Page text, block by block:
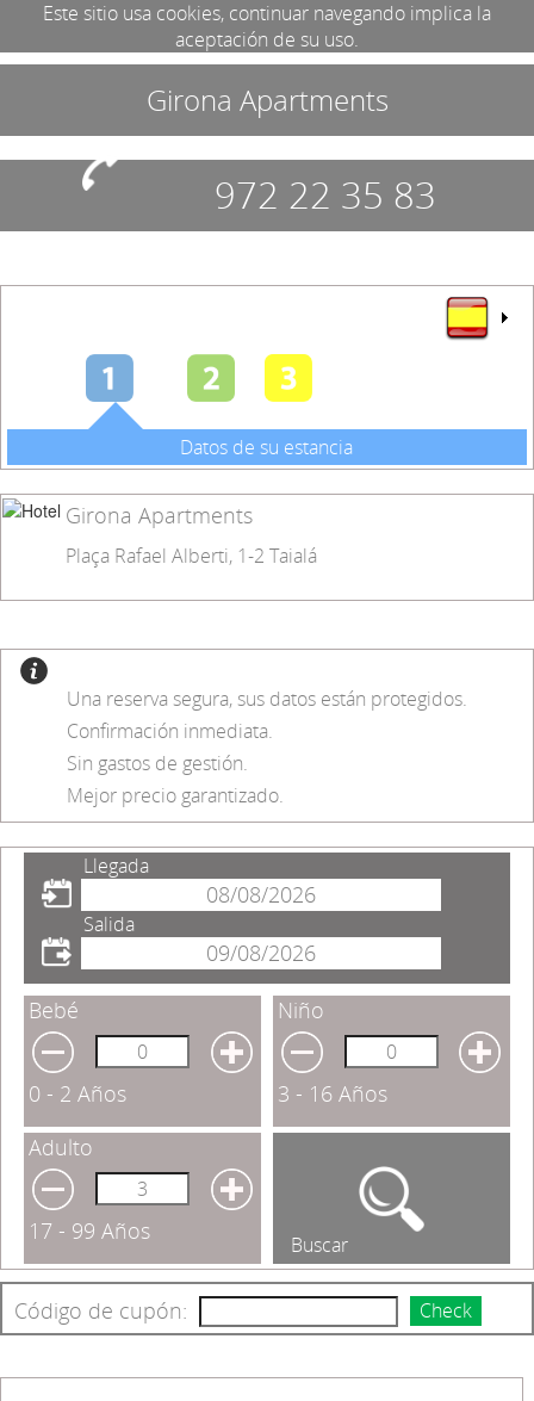
Este sitio usa cookies, continuar navegando implica la
aceptación de su uso.
Girona Apartments
972 22 35 83
Datos de su estancia
Girona Apartments
Plaça Rafael Alberti, 1-2 Taialá
Una reserva segura, sus datos están protegidos.
Confirmación inmediata.
Sin gastos de gestión.
Mejor precio garantizado.
Llegada
Salida
Bebé
0 - 2 Años
Niño
3 - 16 Años
Adulto
17 - 99 Años Buscar
Código de cupón: Check